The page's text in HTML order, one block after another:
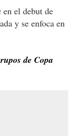
en el debut de
y se enfoca en
de Copa